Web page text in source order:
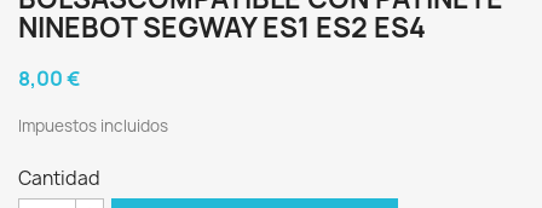
NINEBOT SEGWAY ES1 ES2 ES4
8,00 €
Impuestos incluidos
Cantidad